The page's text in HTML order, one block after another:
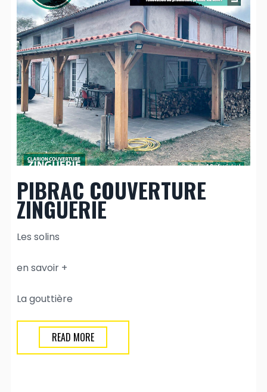
PIBRAC COUVERTURE
ZINGUERIE
Les solins
en savoir +
La gouttière
READ MORE